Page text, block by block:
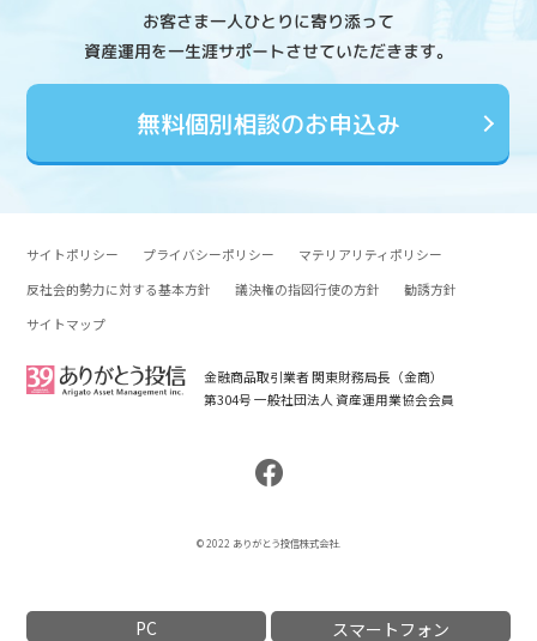
お客さま一人ひとりに寄り添って
資産運用を一生涯サポートさせていただきます。
無料個別相談のお申込み
サイトポリシー プライバシーポリシー
マテリアリティポリシー
反社会的勢力に対する基本方針
議決権の指図行使の方針
勧誘方針
サイトマップ
金融商品取引業者 関東財務局長（金商）
第304号 一般社団法人 資産運用業協会会員
© 2022 ありがとう投信株式会社.
PC スマートフォン